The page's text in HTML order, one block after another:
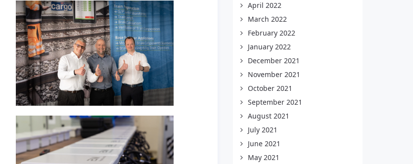
April 2022
March 2022
February 2022
January 2022
December 2021
November 2021
October 2021
September 2021
August 2021
July 2021
June 2021
May 2021